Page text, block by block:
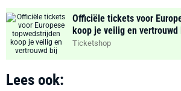
Officiële tickets voor
koop je veilig en vertrouwd
Ticketshop
Lees ook: